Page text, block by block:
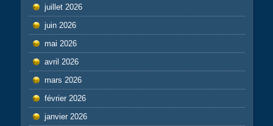
juillet 2026
juin 2026
mai 2026
avril 2026
mars 2026
février 2026
janvier 2026